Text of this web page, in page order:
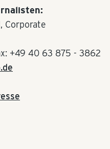
Corporate
+49 40 63 875 - 3862